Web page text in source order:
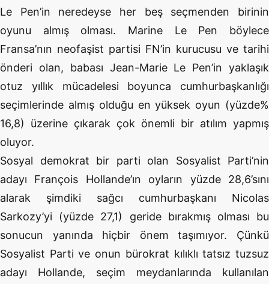
Le Pen’in neredeyse her beş seçmenden birinin
oyunu almış olması. Marine Le Pen böylece
Fransa’nın neofaşist partisi FN’in kurucusu ve tarihi
önderi olan, babası Jean-Marie Le Pen’in yaklaşık
otuz yıllık mücadelesi boyunca cumhurbaşkanlığı
seçimlerinde almış olduğu en yüksek oyun (yüzde%
16,8) üzerine çıkarak çok önemli bir atılım yapmış
oluyor.
Sosyal demokrat bir parti olan Sosyalist Parti’nin
adayı François Hollande’ın oyların yüzde 28,6’sını
alarak şimdiki sağcı cumhurbaşkanı Nicolas
Sarkozy’yi (yüzde 27,1) geride bırakmış olması bu
sonucun yanında hiçbir önem taşımıyor. Çünkü
Sosyalist Parti ve onun bürokrat kılıklı tatsız tuzsuz
adayı Hollande, seçim meydanlarında kullanılan